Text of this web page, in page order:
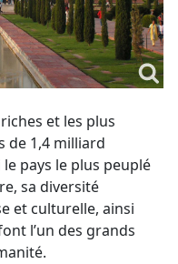
riches et les plus
de 1,4 milliard
pays le plus peuplé
sa diversité
et culturelle, ainsi
l’un des grands